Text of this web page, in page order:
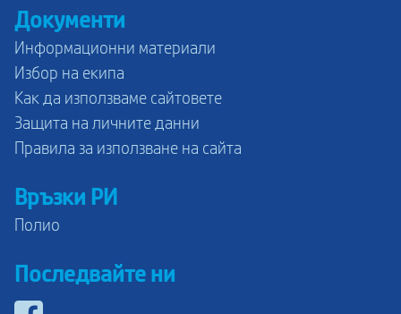
Документи
Информационни материали
Избор на екипа
Как да използваме сайтовете
Защита на личните данни
Правила за използване на сайта
Връзки РИ
Полио
Последвайте ни